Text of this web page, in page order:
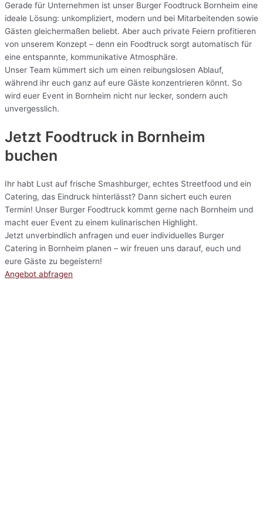
Gerade für Unternehmen ist unser Burger Foodtruck Bornheim eine
ideale Lösung: unkompliziert, modern und bei Mitarbeitenden sowie
Gästen gleichermaßen beliebt. Aber auch private Feiern profitieren
von unserem Konzept – denn ein Foodtruck sorgt automatisch für
eine entspannte, kommunikative Atmosphäre.
Unser Team kümmert sich um einen reibungslosen Ablauf,
während ihr euch ganz auf eure Gäste konzentrieren könnt. So
wird euer Event in Bornheim nicht nur lecker, sondern auch
unvergesslich.
Jetzt Foodtruck in Bornheim
buchen
Ihr habt Lust auf frische Smashburger, echtes Streetfood und ein
Catering, das Eindruck hinterlässt? Dann sichert euch euren
Termin! Unser Burger Foodtruck kommt gerne nach Bornheim und
macht euer Event zu einem kulinarischen Highlight.
Jetzt unverbindlich anfragen und euer individuelles Burger
Catering in Bornheim planen – wir freuen uns darauf, euch und
eure Gäste zu begeistern!
Angebot abfragen